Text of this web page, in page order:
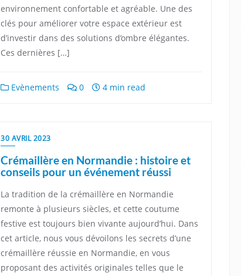
environnement confortable et agréable. Une des
clés pour améliorer votre espace extérieur est
d’investir dans des solutions d’ombre élégantes.
Ces dernières […]
Evènements 0 4 min read
30 AVRIL 2023
Crémaillère en Normandie : histoire et
conseils pour un événement réussi
La tradition de la crémaillère en Normandie
remonte à plusieurs siècles, et cette coutume
festive est toujours bien vivante aujourd’hui. Dans
cet article, nous vous dévoilons les secrets d’une
crémaillère réussie en Normandie, en vous
proposant des activités originales telles que le